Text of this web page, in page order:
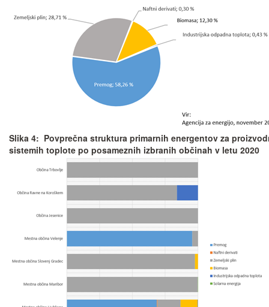
Slika 4: Povprečna struktura primarnih energentov za
sistemih toplote po posameznih izbranih občinah v letu 2020